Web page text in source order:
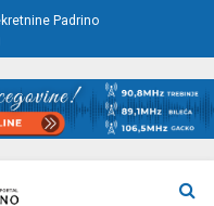
Padrino
Youtube